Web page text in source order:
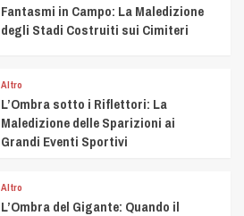
Fantasmi in Campo: La Maledizione
degli Stadi Costruiti sui Cimiteri
Altro
L’Ombra sotto i Riflettori: La
Maledizione delle Sparizioni ai
Grandi Eventi Sportivi
Altro
L’Ombra del Gigante: Quando il